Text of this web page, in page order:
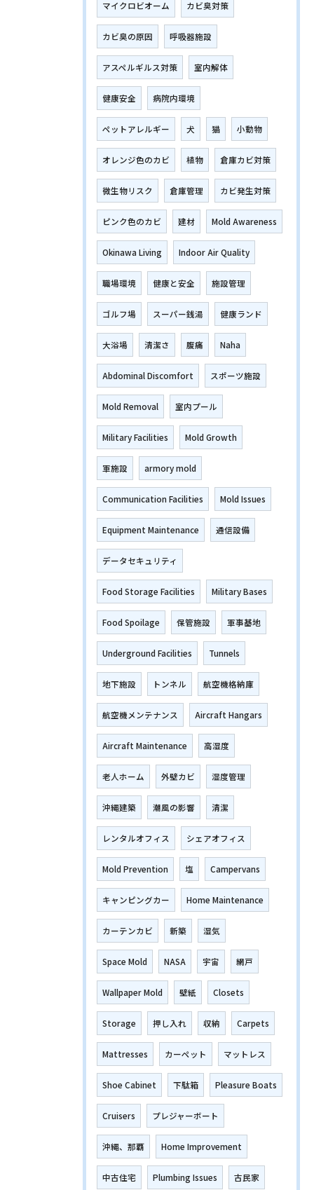
マイクロビオーム カビ臭対策
カビ臭の原因 呼吸器施設
アスペルギルス対策 室内解体
健康安全 病院内環境
ペットアレルギー 犬 猫 小動物
オレンジ色のカビ 植物 倉庫カビ対策
微生物リスク 倉庫管理 カビ発生対策
ピンク色のカビ 建材 Mold Awareness
Okinawa Living Indoor Air Quality
職場環境 健康と安全 施設管理
ゴルフ場 スーパー銭湯 健康ランド
大浴場 清潔さ 腹痛 Naha
Abdominal Discomfort スポーツ施設
Mold Removal 室内プール
Military Facilities Mold Growth
軍施設 armory mold
Communication Facilities Mold Issues
Equipment Maintenance 通信設備
データセキュリティ
Food Storage Facilities Military Bases
Food Spoilage 保管施設 軍事基地
Underground Facilities Tunnels
地下施設 トンネル 航空機格納庫
航空機メンテナンス Aircraft Hangars
Aircraft Maintenance 高湿度
老人ホーム 外壁カビ 湿度管理
沖縄建築 潮風の影響 清潔
レンタルオフィス シェアオフィス
Mold Prevention 塩 Campervans
キャンピングカー Home Maintenance
カーテンカビ 新築 湿気
Space Mold NASA 宇宙 網戸
Wallpaper Mold 壁紙 Closets
Storage 押し入れ 収納 Carpets
Mattresses カーペット マットレス
Shoe Cabinet 下駄箱 Pleasure Boats
Cruisers プレジャーボート
沖縄、那覇 Home Improvement
中古住宅 Plumbing Issues 古民家